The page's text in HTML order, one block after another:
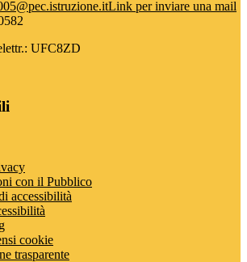
Link per inviare una mail
UFC8ZD
con il Pubblico
accessibilità
cookie
trasparente